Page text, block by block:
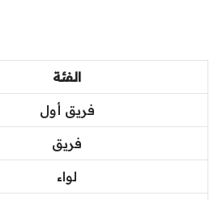
الفئة
فريق أول
فريق
لواء